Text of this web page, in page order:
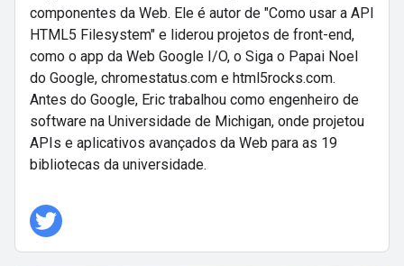
componentes da Web. Ele é autor de "Como usar a API
HTML5 Filesystem" e liderou projetos de front-end,
como o app da Web Google I/O, o Siga o Papai Noel
do Google, chromestatus.com e html5rocks.com.
Antes do Google, Eric trabalhou como engenheiro de
software na Universidade de Michigan, onde projetou
APIs e aplicativos avançados da Web para as 19
bibliotecas da universidade.